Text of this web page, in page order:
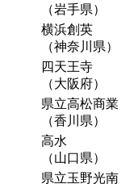
（岩手県）
横浜創英
（神奈川県）
四天王寺
（大阪府）
県立高松商業
（香川県）
高水
（山口県）
県立玉野光南